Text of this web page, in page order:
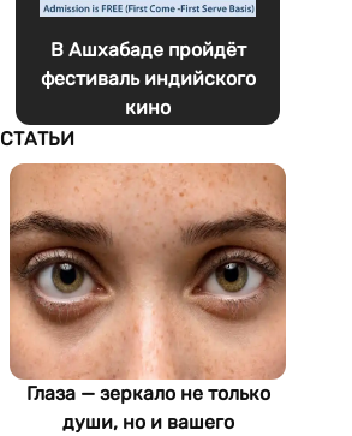
В Ашхабаде пройдёт
фестиваль индийского
кино
СТАТЬИ
Глаза — зеркало не только
души, но и вашего